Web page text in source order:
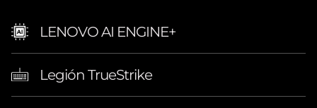
LENOVO AI ENGINE+
Legión TrueStrike